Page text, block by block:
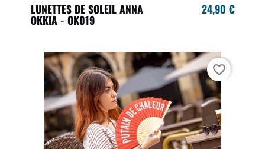
LUNETTES DE SOLEIL ANNA
OKKIA - OK019
24,90 €
favorite_border